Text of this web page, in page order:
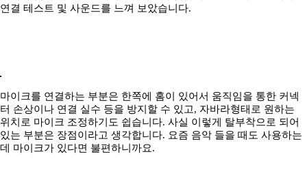
연결 테스트 및 사운드를 느껴 보았습니다.
마이크를 연결하는 부분은 한쪽에 홈이 있어서 움직임을 통한 커넥
터 손상이나 연결 실수 등을 방지할 수 있고, 자바라형태로 원하는
위치로 마이크 조정하기도 쉽습니다. 사실 이렇게 탈부착으로 되어
있는 부분은 장점이라고 생각합니다. 요즘 음악 들을 때도 사용하는
데 마이크가 있다면 불편하니까요.